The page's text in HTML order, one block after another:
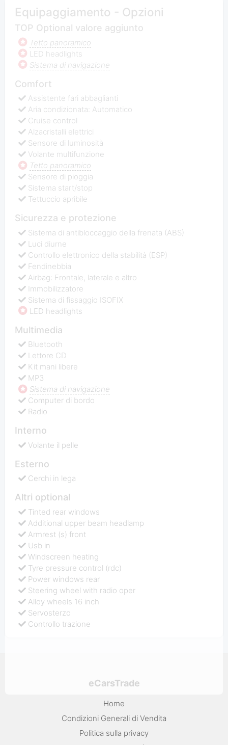
Equipaggiamento - Opzioni
TOP Optional valore aggiunto
Tetto panoramico
LED headlights
Sistema di navigazione
Comfort
Assistente fari abbaglianti
Aria condizionata: Automatico
Cruise control
Alzacristalli elettrici
Sensore di luminosità
Volante multifunzione
Tetto panoramico
Sensore di pioggia
Sistema start/stop
Tettuccio apribile
Sicurezza e protezione
Sistema di antibloccaggio della frenata (ABS)
Luci diurne
Controllo elettronico della stabilità (ESP)
Fendinebbia
Airbag: Frontale, laterale e altro
Immobilizzatore
Sistema di fissaggio ISOFIX
LED headlights
Multimedia
Bluetooth
Lettore CD
Kit mani libere
MP3
Sistema di navigazione
Computer di bordo
Radio
Interno
Volante il pelle
Esterno
Cerchi in lega
Altri optional
Tinted rear windows
Additional upper beam headlamp
Armrest (s) front
Usb in
Windscreen heating
Tyre pressure control (rdc)
Power windows rear
Steering wheel with radio oper
Alloy wheels 16 inch
Servosterzo
Controllo trazione
eCarsTrade
Home
Condizioni Generali di Vendita
Politica sulla privacy